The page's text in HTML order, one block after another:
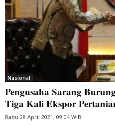
Nasional
Pengusaha Sarang
Tiga Kali Ekspor
Rabu 28 April 2021, 09:04 WIB